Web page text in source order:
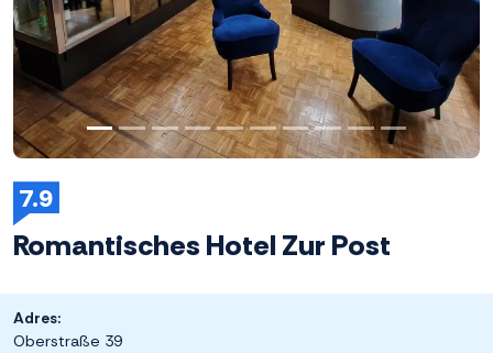
7.9
Romantisches Hotel Zur Post
Adres:
Oberstraße 39